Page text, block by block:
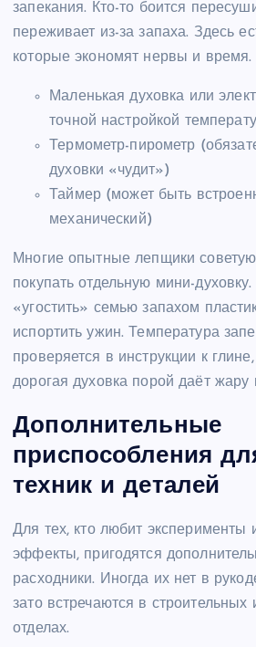
запекания. Кто-то боится
переживает из-за запаха. Здесь
которые экономят нервы и время.
Маленькая духовка или
точной настройкой
Термометр-пирометр
духовки «чудит»)
Таймер (может быть
механический)
Многие опытные лепщики
покупать отдельную мини-
«угостить» семью запахом
испортить ужин. Температура
проверяется в инструкции к
дорогая духовка порой даёт
Дополнительные
приспособления
техник и деталей
Для тех, кто любит эксперименты
эффекты, пригодятся
расходники. Иногда их нет в
зато встречаются в
отделах.